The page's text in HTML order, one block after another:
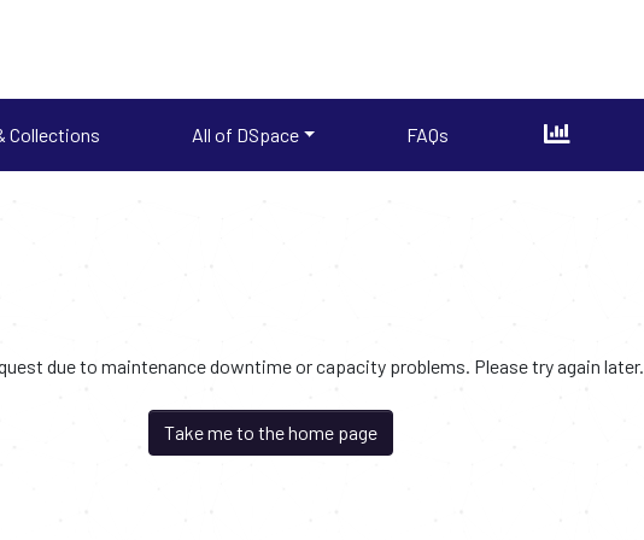
Collections All of DSpace FAQs
due to maintenance downtime or capacity problems. Please try again later.
Take me to the home page